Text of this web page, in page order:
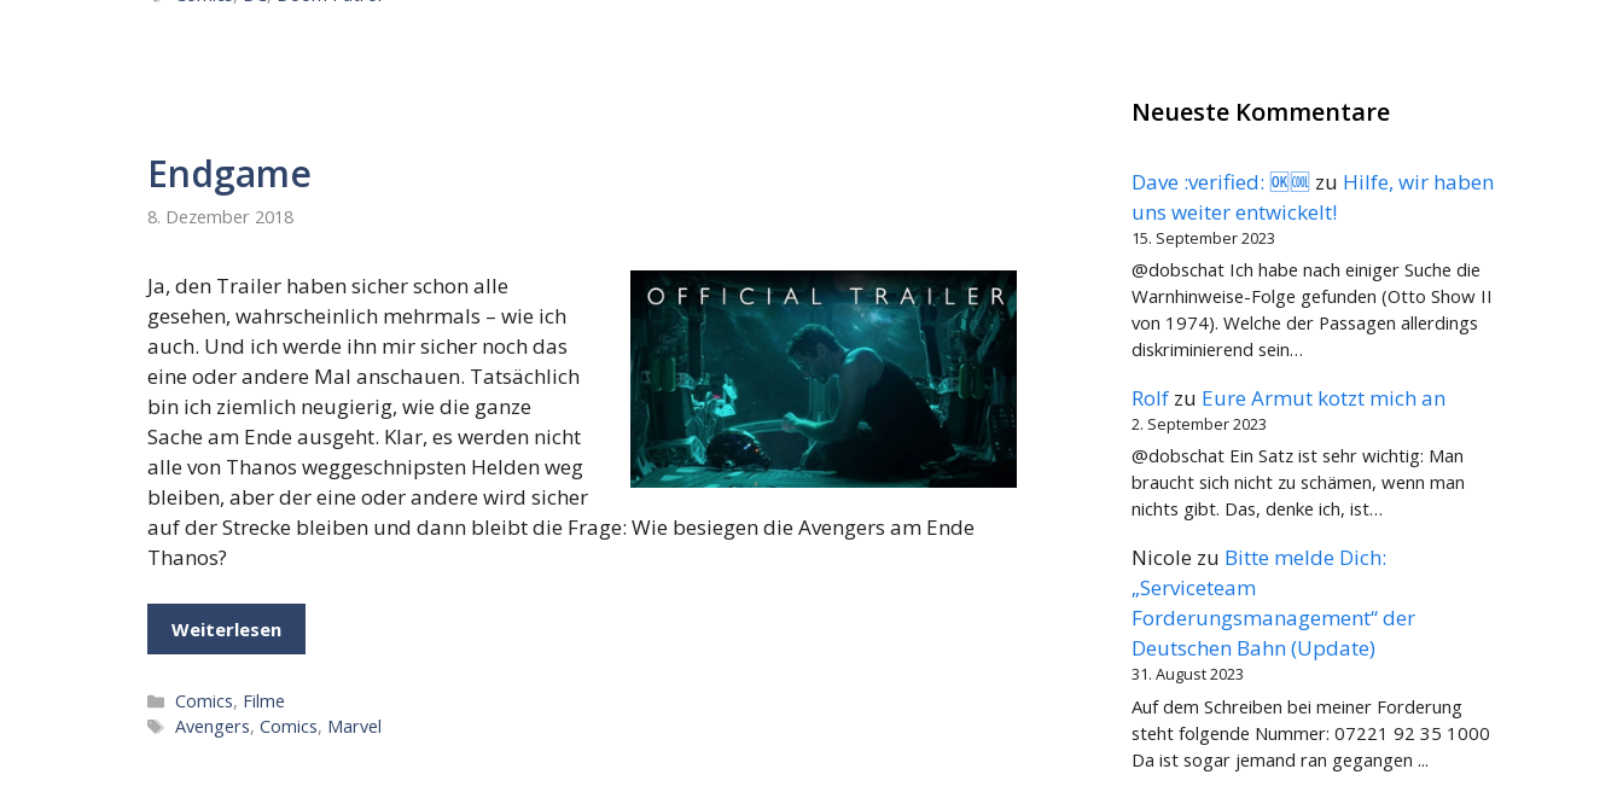
Endgame
8. Dezember 2018
Ja, den Trailer haben sicher schon alle
gesehen, wahrscheinlich mehrmals – wie ich
auch. Und ich werde ihn mir sicher noch das
eine oder andere Mal anschauen. Tatsächlich
bin ich ziemlich neugierig, wie die ganze
Sache am Ende ausgeht. Klar, es werden nicht
alle von Thanos weggeschnipsten Helden weg
bleiben, aber der eine oder andere wird sicher
auf der Strecke bleiben und dann bleibt die Frage: Wie besiegen die Avengers am Ende
Thanos?
Weiterlesen
Kategorien
Comics, Filme
Schlagwörter
Avengers,Comics, Marvel
Neueste Kommentare
Dave :verified: 🆗🆒 zu Hilfe, wir haben
uns weiter entwickelt!
15. September 2023
@dobschat Ich habe nach einiger Suche die
Warnhinweise-Folge gefunden (Otto Show II
von 1974). Welche der Passagen allerdings
diskriminierend sein…
Rolf zu Eure Armut kotzt mich an
2. September 2023
@dobschat Ein Satz ist sehr wichtig: Man
braucht sich nicht zu schämen, wenn man
nichts gibt. Das, denke ich, ist…
Nicole zu Bitte melde Dich:
„Serviceteam
Forderungsmanagement“ der
Deutschen Bahn (Update)
31. August 2023
Auf dem Schreiben bei meiner Forderung
steht folgende Nummer: 07221 92 35 1000
Da ist sogar jemand ran gegangen ...